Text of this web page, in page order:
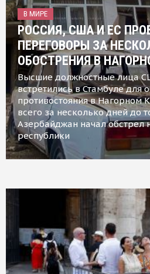
В МИРЕ
РОССИЯ, США И ЕС
ПЕРЕГОВОРЫ ЗА
ОБОСТРЕНИЯ В
Высшие должностные лица
встретились в Стамбуле для
противостояния в Нагорном
всего за несколько дней до
Азербайджан начал обстрел
республики